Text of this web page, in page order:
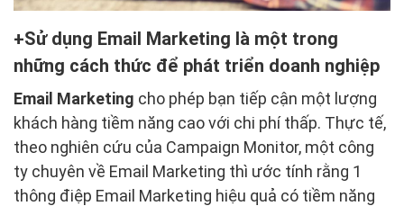
Sử dụng Email Marketing là một trong
những cách thức để phát triển doanh nghiệp
Email Marketing cho phép bạn tiếp cận một lượng
khách hàng tiềm năng cao với chi phí thấp. Thực tế,
theo nghiên cứu của Campaign Monitor, một công
ty chuyên về Email Marketing thì ước tính rằng 1
thông điệp Email Marketing hiệu quả có tiềm năng